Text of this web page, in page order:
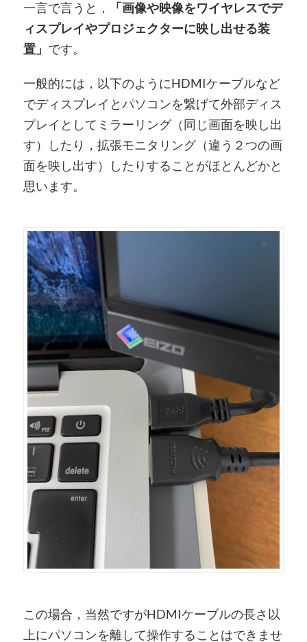
一言で言うと，
「画像や映像をワイヤレスでデ
ィスプレイやプロジェクターに映し出せる装
置」 です。
一般的には，以下のようにHDMIケーブルなど
でディスプレイとパソコンを繋げて外部ディス
プレイとしてミラーリング（同じ画面を映し出
す）したり，拡張モニタリング（違う２つの画
面を映し出す）したりすることがほとんどかと
思います。
この場合，当然ですがHDMIケーブルの長さ以
上にパソコンを離して操作することはできませ